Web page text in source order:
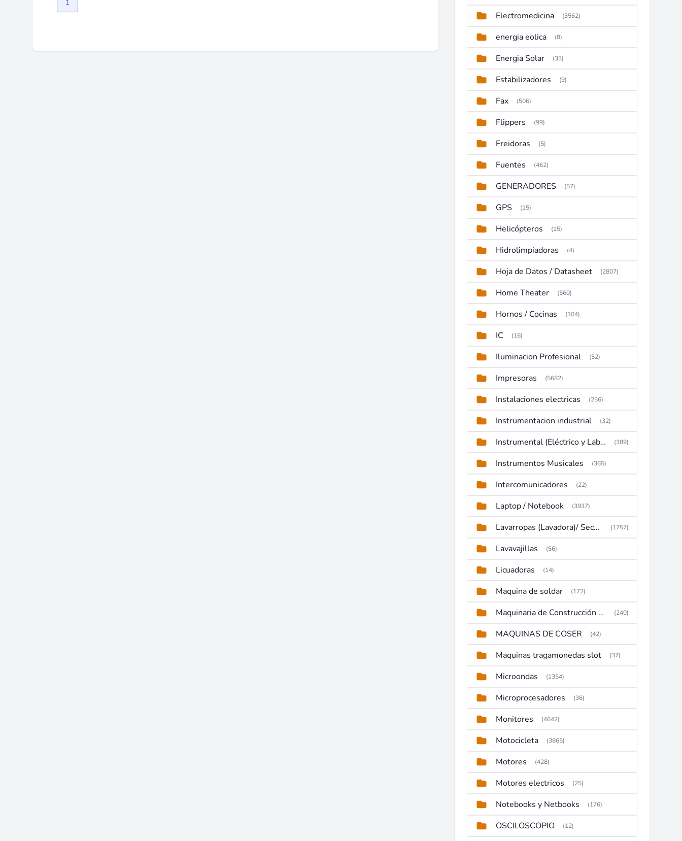
1
Electromedicina (3562)
energia eolica (8)
Energia Solar (33)
Estabilizadores (9)
Fax (506)
Flippers (99)
Freidoras (5)
Fuentes (462)
GENERADORES (57)
GPS (15)
Helicópteros (15)
Hidrolimpiadoras (4)
Hoja de Datos / Datasheet (2807)
Home Theater (560)
Hornos / Cocinas (104)
IC (16)
Iluminacion Profesional (52)
Impresoras (5682)
Instalaciones electricas (256)
Instrumentacion industrial (32)
Instrumental (Eléctrico y Laboratorio) (389)
Instrumentos Musicales (365)
Intercomunicadores (22)
Laptop / Notebook (3937)
Lavarropas (Lavadora)/ Secadoras (1757)
Lavavajillas (56)
Licuadoras (14)
Maquina de soldar (172)
Maquinaria de Construcción (Maquinaria Pesada) (240)
MAQUINAS DE COSER (42)
Maquinas tragamonedas slot (37)
Microondas (1354)
Microprocesadores (36)
Monitores (4642)
Motocicleta (3865)
Motores (428)
Motores electricos (25)
Notebooks y Netbooks (176)
OSCILOSCOPIO (12)